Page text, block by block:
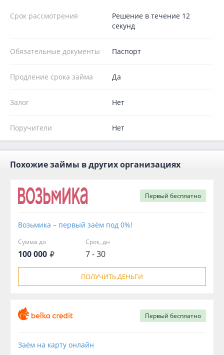
Срок рассмотрения
Решение в течение 12
секунд
Обязательные документы Паспорт
Продление срока займа Да
Залог Нет
Поручители Нет
Похожие займы в других организациях
Первый бесплатно
Возьмика – первый заём под 0%!
Сумма до
100 000
Срок, дн
7 - 30
ПОЛУЧИТЬ ДЕНЬГИ
Первый бесплатно
Заём на карту онлайн